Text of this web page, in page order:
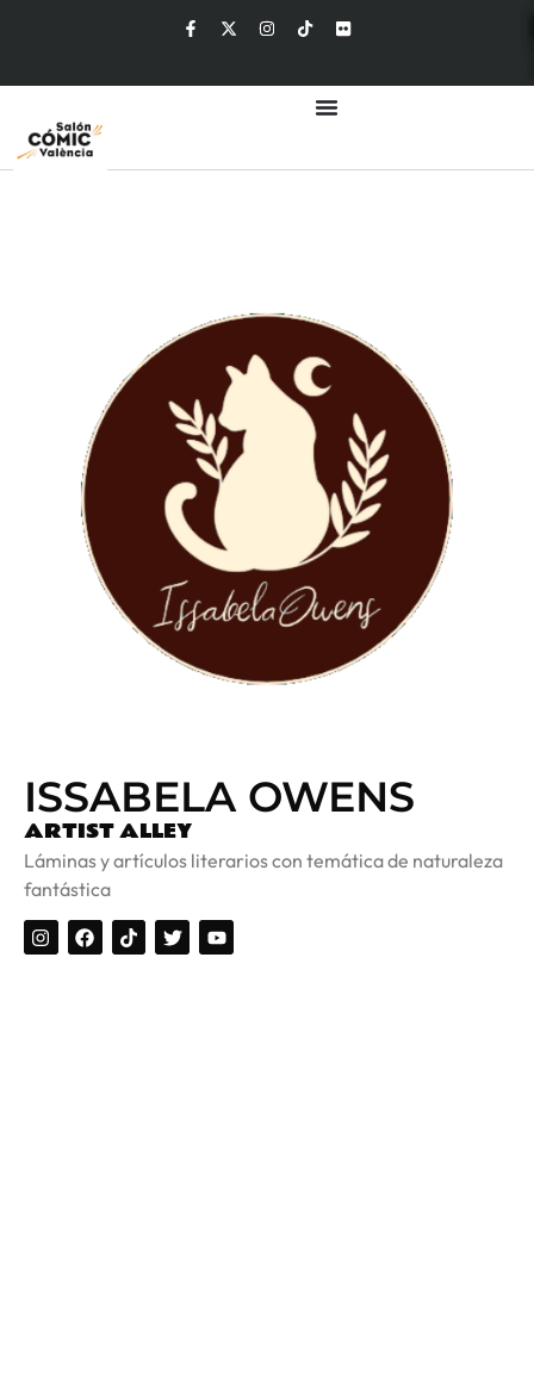
ISSABELA OWENS
ARTIST ALLEY
Láminas y artículos literarios con temática de naturaleza
fantástica